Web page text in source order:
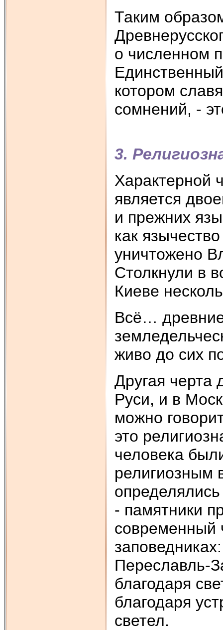
Таким
о численном
котором
сомнений, -
3.
Характерной
является
и прежних
как
уничтожено
Столкнули в
Киеве
Всё…
живо до сих
Другая черта
Руси, и в
можно
это
человека
религиозным
- памятники
современный
Переславль-
благодаря
благодаря
светел.